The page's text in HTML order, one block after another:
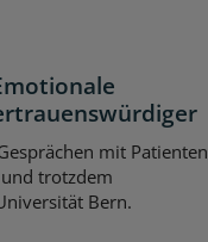
mit Patienten
trotzdem
Bern.